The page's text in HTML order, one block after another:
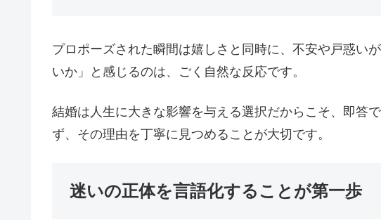
プロポーズされた瞬間は嬉しさと同時に、不安や戸惑い
いか」と感じるのは、ごく自然な反応です。
結婚は人生に大きな影響を与える選択だからこそ、即答
ず、その理由を丁寧に見つめることが大切です。
迷いの正体を言語化することが第一歩